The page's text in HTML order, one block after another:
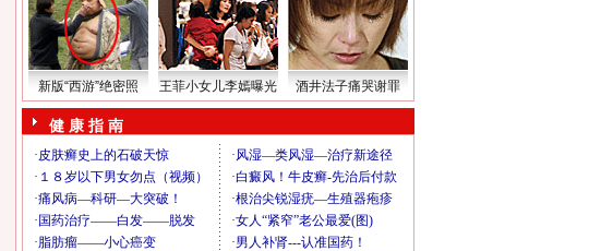
新版“西游”绝密照 王菲小女儿李嫣曝光 酒井法子痛哭谢罪
健 康 指 南